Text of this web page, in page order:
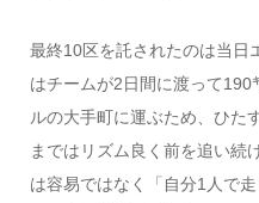
最終10区を託されたのは当日
はチームが2日間に渡って
ルの大手町に運ぶため、ひた
まではリズム良く前を追い続
は容易ではなく「自分1人で